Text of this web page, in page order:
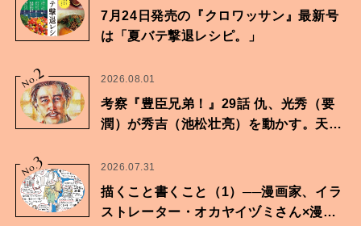
7月24日発売の『クロワッサン』最新号
は「夏バテ撃退レシピ。」
No.2 2026.08.01
考察『豊臣兄弟！』29話 仇、光秀（要
潤）が秀吉（池松壮亮）を動かす。天下
No.
3 2026.07.31
描くこと書くこと（1）──漫画家、イラ
ストレーター・オカヤイヅミさん×漫画